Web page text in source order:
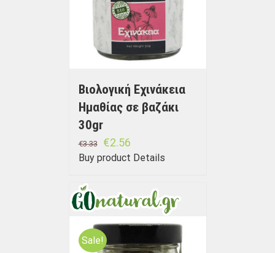
Βιολογική Εχινάκεια
Ημαθίας σε βαζάκι
30gr
€3.33 €2.56
Buy product Details
Sale!